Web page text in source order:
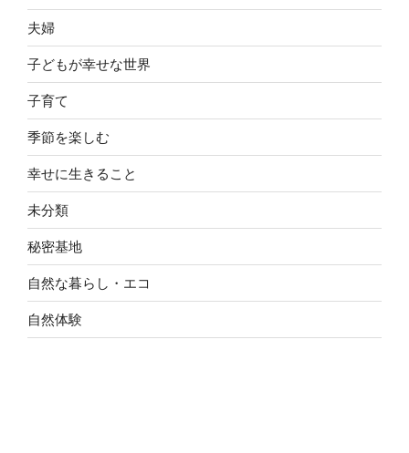
夫婦
子どもが幸せな世界
子育て
季節を楽しむ
幸せに生きること
未分類
秘密基地
自然な暮らし・エコ
自然体験